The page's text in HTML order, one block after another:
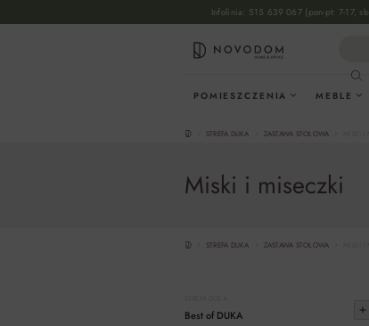
Przejdź do głównej nawigacji
Infolinia: 515 639 067 (pon-pt: 7-17,
POMIESZCZENIA MEBLE
STREFA DUKA ZASTAWA STOŁOWA
Miski i miseczki
STREFA DUKA ZASTAWA STOŁOWA
Best of DUKA